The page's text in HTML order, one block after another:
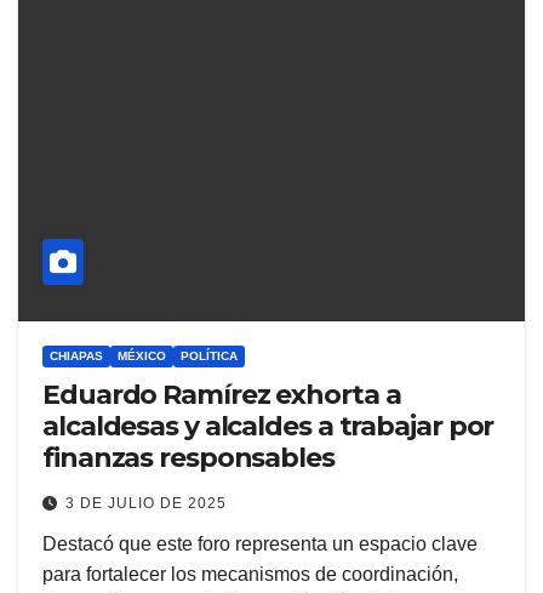
CHIAPAS MÉXICO POLÍTICA
Eduardo Ramírez exhorta a
alcaldesas y alcaldes a trabajar por
finanzas responsables
3 DE JULIO DE 2025
Destacó que este foro representa un espacio clave
para fortalecer los mecanismos de coordinación,